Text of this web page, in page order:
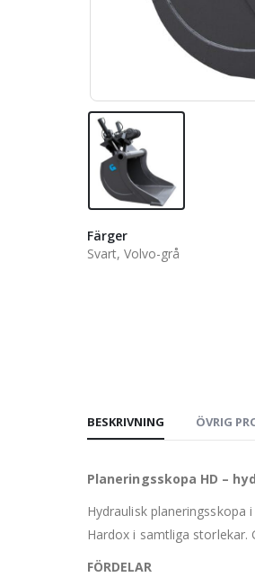
Färger
Svart, Volvo-grå
BESKRIVNING ÖVRIG
Planeringsskopa HD –
Hydraulisk
Hardox i samtliga storlekar.
FÖRDELAR